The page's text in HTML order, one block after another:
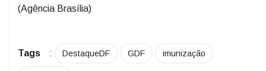
(Agência Brasília)
Tags : DestaqueDF GDF imunização